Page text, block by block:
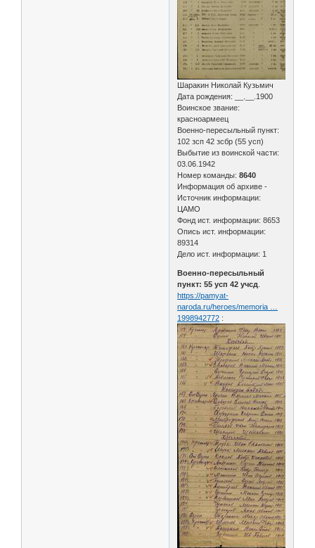
Шаракин Николай Кузьмич
Дата рождения: __.__.1900
Воинское звание:
красноармеец
Военно-пересыльный пункт:
102 зсп 42 зсбр (55 усп)
Выбытие из воинской части:
03.06.1942
Номер команды:8640
Информация об архиве -
Источник информации:
ЦАМО
Фонд ист. информации: 8653
Опись ист. информации:
89314
Дело ист. информации: 1
Военно-пересыльный
пункт: 55 усп 42 учсд
https://pamyat-
naroda.ru/heroes/memoria …
1998942772 :